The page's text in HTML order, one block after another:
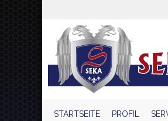
STARTSEITE PROFIL